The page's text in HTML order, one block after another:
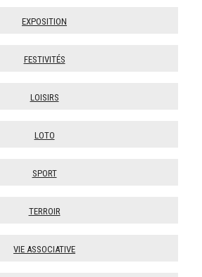
Exposition
Festivités
Loisirs
Loto
Sport
Terroir
Vie associative